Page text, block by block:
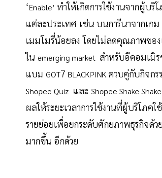
‘Enable’ ทำให้เกิดการใช้งานจากผู้บริ
แต่ละประเทศ เช่น บนการีนาจากเกม
เมมโมรี่น้อยลง โดยไม่ลดคุณภาพขอ
ใน emerging market สำหรับอีคอมเมิ
แบม GOT7 BLACKPINK ควบคู่กับกิจกร
Shopee Quiz และ Shopee Shake Shake
ผลให้ระยะเวลาการใช้งานที่ผู้บริโภค
รายย่อยเพื่อยกระดับศักยภาพธุรกิจด้
มากขึ้น อีกด้วย